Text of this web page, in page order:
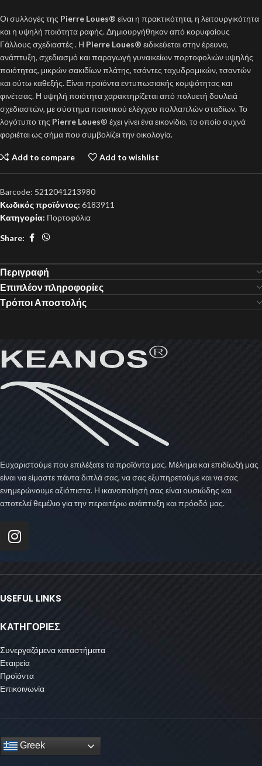
Οι συλλογές της Pierre Loues® είναι η πρακτικότητα, η λειτουργικότητα
και η υψηλή ποιότητα ραφής. Δημιουργήθηκαν από κορυφαίους
Γάλλους σχεδιαστές . Η Pierre Loues® ειδικεύεται στην έρευνα,
ανάπτυξη, σχεδιασμό και παραγωγή γυναικείων πορτοφολιών υψηλής
ποιότητας, μικρών σακιδίων πλάτης, τσάντες ταχυδρομικών, τσαντών
και ούτω καθεξής. Είναι προϊόντα εντυπωσιακής κομψότητας και
φινέτσας. Η υψηλή ποιότητα χαρακτηρίζεται από πολυετή δουλειά
σχεδιαστών, με σύστημα ποιοτικού ελέγχου πολλαπλών σταδίων. Το
λογότυπο της Pierre Loues® έχει γίνει ένα εικονίδιο, το οποίο συχνά
φοριέται ως σήμα που συμβολίζει την οικολογία.
Add to compare Add to wishlist
Barcode: 5212041213980
Κωδικός προϊόντος: 6183911
Κατηγορία: Πορτοφόλια
Share:
Περιγραφή
Επιπλέον πληροφορίες
Τρόποι Αποστολής
Ευχαριστούμε που επιλέξατε τα προϊόντα μας. Μέλημα και επιδίωξή μας
είναι να είμαστε πάντα διπλά σας, να σας εξυπηρετούμε και να σας
ενημερώνουμε αξιόπιστα. Η ικανοποίησή σας είναι ουσιώδης και
αποτελεί θεμέλιο για την περαιτέρω ανάπτυξη και πρόοδό μας.
USEFUL LINKS
ΚΑΤΗΓΟΡΙΕΣ
Συνεργαζόμενα καταστήματα
Εταιρεία
Προϊόντα
Επικοινωνία
Greek